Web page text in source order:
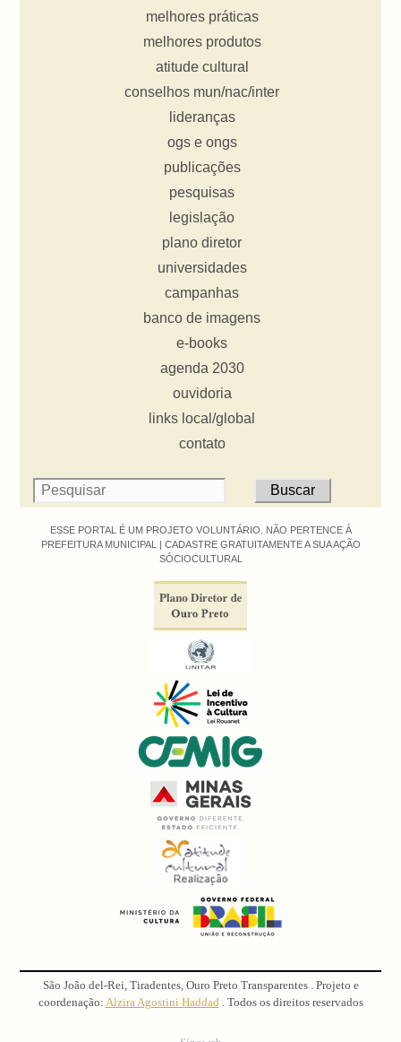
melhores práticas
melhores produtos
atitude cultural
conselhos mun/nac/inter
lideranças
ogs e ongs
publicações
pesquisas
legislação
plano diretor
universidades
campanhas
banco de imagens
e-books
agenda 2030
ouvidoria
links local/global
contato
ESSE PORTAL É UM PROJETO VOLUNTÁRIO. NÃO PERTENCE À
PREFEITURA MUNICIPAL | CADASTRE GRATUITAMENTE A SUA AÇÃO
SÓCIOCULTURAL
São João del-Rei, Tiradentes, Ouro Preto Transparentes . Projeto e
coordenação: Alzira Agostini Haddad . Todos os direitos reservados